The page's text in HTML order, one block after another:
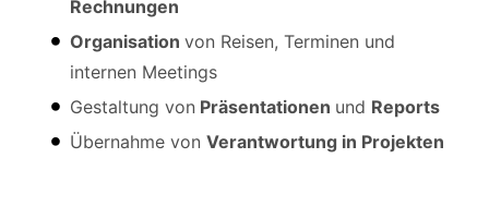
Rechnungen
Organisation von Reisen, Terminen und
internen Meetings
Gestaltung von Präsentationen und Reports
Übernahme von Verantwortung in Projekten